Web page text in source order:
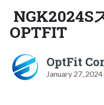
NGK2024S
OPTFIT
OptFit
January 27, 2024